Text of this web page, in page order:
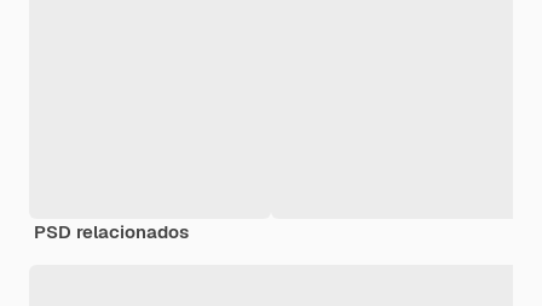
PSD relacionados